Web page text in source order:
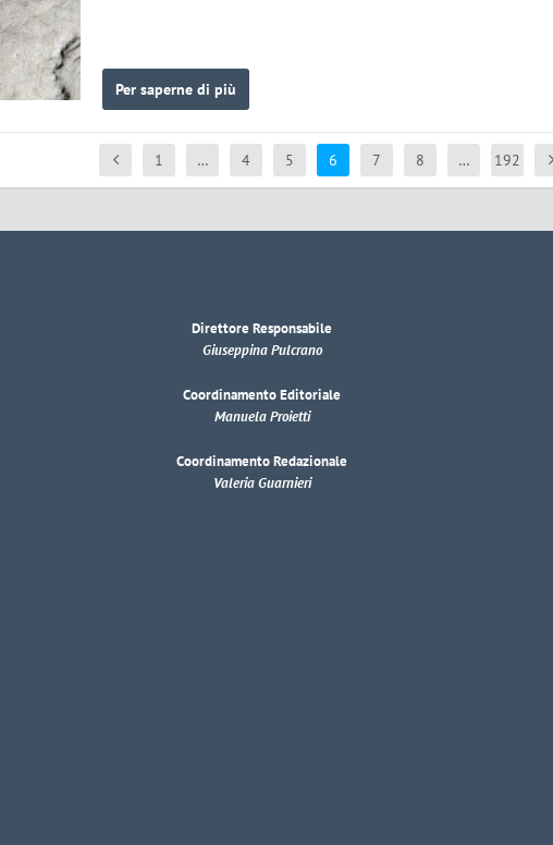
Per saperne di più
1 … 4 5 6 7 8 … 192
Direttore Responsabile
Giuseppina Pulcrano
Coordinamento Editoriale
Manuela Proietti
Coordinamento Redazionale
Valeria Guarnieri